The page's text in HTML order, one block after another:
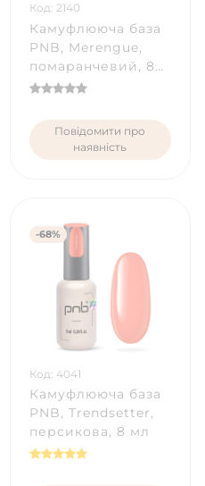
Код: 2140
Камуфлююча база
PNB, Merengue,
помаранчевий, 8
мл
Повідомити про
наявність
-68%
Код: 4041
Камуфлююча база
PNB, Trendsetter,
персикова, 8 мл